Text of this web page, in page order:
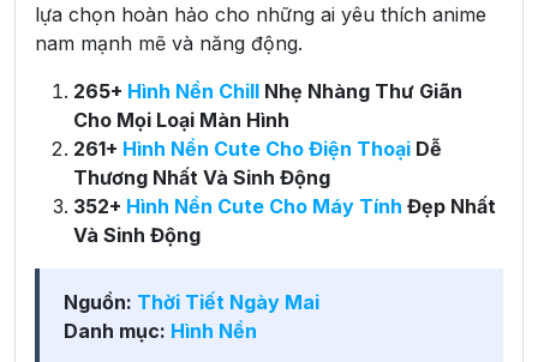
lựa chọn hoàn hảo cho những ai yêu thích anime
nam mạnh mẽ và năng động.
265+ Hình Nền Chill Nhẹ Nhàng Thư Giãn
Cho Mọi Loại Màn Hình
261+ Hình Nền Cute Cho Điện Thoại Dễ
Thương Nhất Và Sinh Động
352+ Hình Nền Cute Cho Máy Tính Đẹp Nhất
Và Sinh Động
Nguồn: Thời Tiết Ngày Mai
Danh mục: Hình Nền